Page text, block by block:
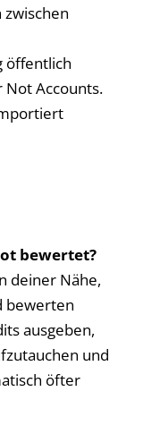
öffentlich
Accounts.
bewertet?
deiner Nähe,
bewerten
ausgeben,
und
öfter